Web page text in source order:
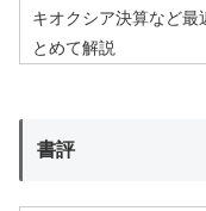
キオクシア決算など最
とめて解説
書評